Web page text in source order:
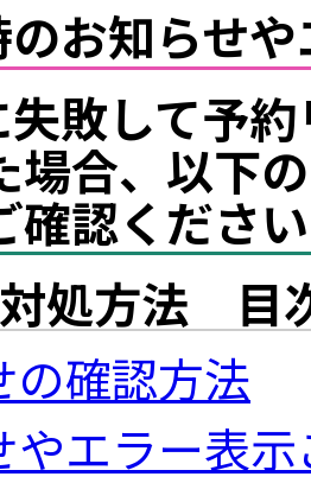
お知らせ
敗して予
場合、以下
確認ください
処方法 目
の確認方法
やエラー表